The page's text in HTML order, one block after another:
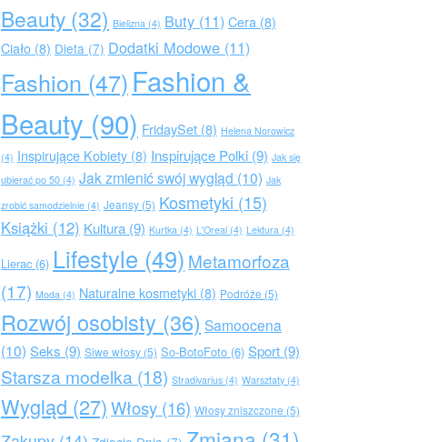
Beauty (32) Bielizna (4) Buty (11) Cera (8)
Ciało (8) Dieta (7) Dodatki Modowe (11)
Fashion (47)Fashion &
Beauty (90) FridaySet (8) Helena Norowicz
(4) Inspirujące Kobiety (8) Inspirujące Polki (9) Jak się
ubierać po 50 (4) Jak zmienić swój wygląd (10) Jak
zrobić samodzielnie (4) Jeansy (5) Kosmetyki (15)
Książki (12) Kultura (9) Kurtka (4) L'Oreal (4) Lektura (4)
Lierac (6) Lifestyle (49) Metamorfoza
(17) Moda (4) Naturalne kosmetyki (8) Podróże (5)
Rozwój osobisty (36) Samoocena
(10) Seks (9) Siwe włosy (5) So-BotoFoto (6) Sport (9)
Starsza modelka (18) Stradivarius (4) Warsztaty (4)
Wygląd (27)Włosy (16) Włosy zniszczone (5)